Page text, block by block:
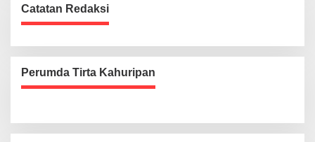
Catatan Redaksi
Perumda Tirta Kahuripan